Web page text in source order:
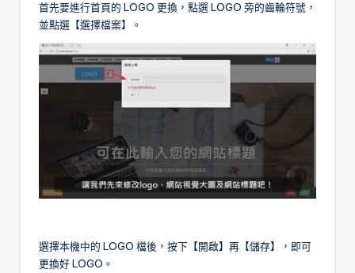
首先要進行首頁的 LOGO 更換，點選 LOGO 旁的齒輪符號，
並點選【選擇檔案】。
選擇本機中的 LOGO 檔後，按下【開啟】再【儲存】，即可
更換好 LOGO。